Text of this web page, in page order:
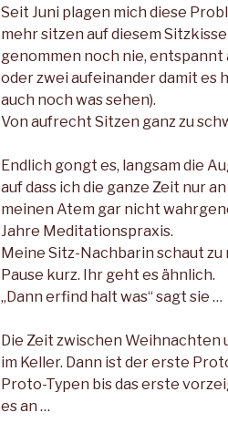
Seit Juni plagen mich diese
mehr sitzen auf diesem
genommen noch nie, entspannt
oder zwei aufeinander damit es
auch noch was sehen).
Von aufrecht Sitzen ganz zu
Endlich gongt es, langsam die
auf dass ich die ganze Zeit nur
meinen Atem gar nicht
Jahre Meditationspraxis.
Meine Sitz-Nachbarin schaut
Pause kurz. Ihr geht es ähnlich.
„Dann erfind halt was“ sagt sie
Die Zeit zwischen Weihnachten
im Keller. Dann ist der erste
Proto-Typen bis das erste
es an …